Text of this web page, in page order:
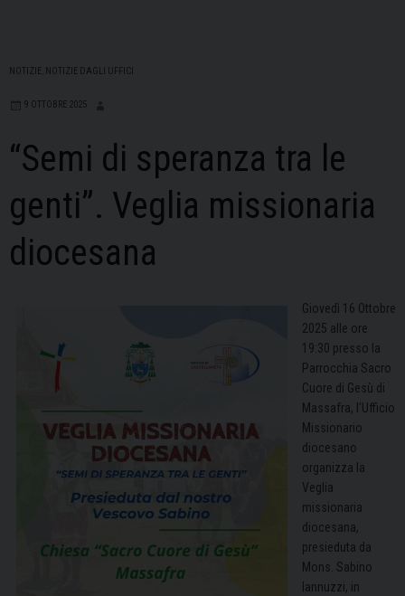
NOTIZIE NOTIZIE DAGLI UFFICI
9 OTTOBRE 2025
“Semi di speranza tra le
genti”. Veglia missionaria
diocesana
Giovedì 16 Ottobre
2025 alle ore
19:30 presso la
Parrocchia Sacro
Cuore di Gesù di
Massafra, l’Ufficio
Missionario
diocesano
organizza la
Veglia
missionaria
diocesana,
presieduta da
Mons. Sabino
Iannuzzi, in